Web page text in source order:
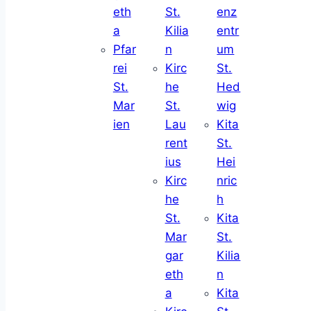
eth
a
Pfar
rei
St.
Mar
ien
St.
Kilia
n
Kirc
he
St.
Lau
rent
ius
Kirc
he
St.
Mar
gar
eth
a
enz
entr
um
St.
Hed
wig
Kita
St.
Hei
nric
h
Kita
St.
Kilia
n
Kita